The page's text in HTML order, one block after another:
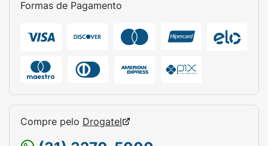
Formas de Pagamento
Compre pelo Drogatel